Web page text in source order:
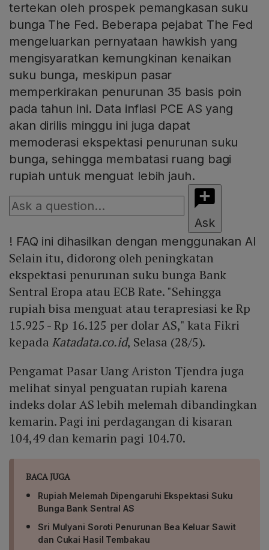
tertekan oleh prospek pemangkasan suku
bunga The Fed. Beberapa pejabat The Fed
mengeluarkan pernyataan hawkish yang
mengisyaratkan kemungkinan kenaikan
suku bunga, meskipun pasar
memperkirakan penurunan 35 basis poin
pada tahun ini. Data inflasi PCE AS yang
akan dirilis minggu ini juga dapat
memoderasi ekspektasi penurunan suku
bunga, sehingga membatasi ruang bagi
rupiah untuk menguat lebih jauh.
Ask
! FAQ ini dihasilkan dengan menggunakan AI
Selain itu, didorong oleh peningkatan
ekspektasi penurunan suku bunga Bank
Sentral Eropa atau ECB Rate. "Sehingga
rupiah bisa menguat atau terapresiasi ke Rp
15.925 - Rp 16.125 per dolar AS," kata Fikri
kepada Katadata.co.id, Selasa (28/5).
Pengamat Pasar Uang Ariston Tjendra juga
melihat sinyal penguatan rupiah karena
indeks dolar AS lebih melemah dibandingkan
kemarin. Pagi ini perdagangan di kisaran
104,49 dan kemarin pagi 104.70.
BACA JUGA
Rupiah Melemah Dipengaruhi Ekspektasi Suku
Bunga Bank Sentral AS
Sri Mulyani Soroti Penurunan Bea Keluar Sawit
dan Cukai Hasil Tembakau